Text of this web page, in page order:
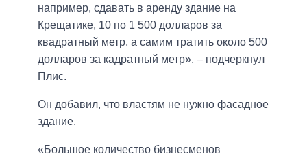
например, сдавать в аренду здание на
Крещатике, 10 по 1 500 долларов за
квадратный метр, а самим тратить около 500
долларов за кадратный метр», – подчеркнул
Плис.
Он добавил, что властям не нужно фасадное
здание.
«Большое количество бизнесменов